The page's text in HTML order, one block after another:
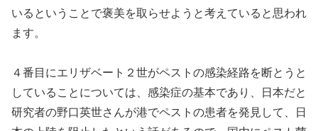
いるということで褒美を取らせようと考えていると思われ
ます。
４番目にエリザベート２世がペストの感染経路を断とうと
していることについては、感染症の基本であり、日本だと
研究者の野口英世さんが港でペストの患者を発見して、日